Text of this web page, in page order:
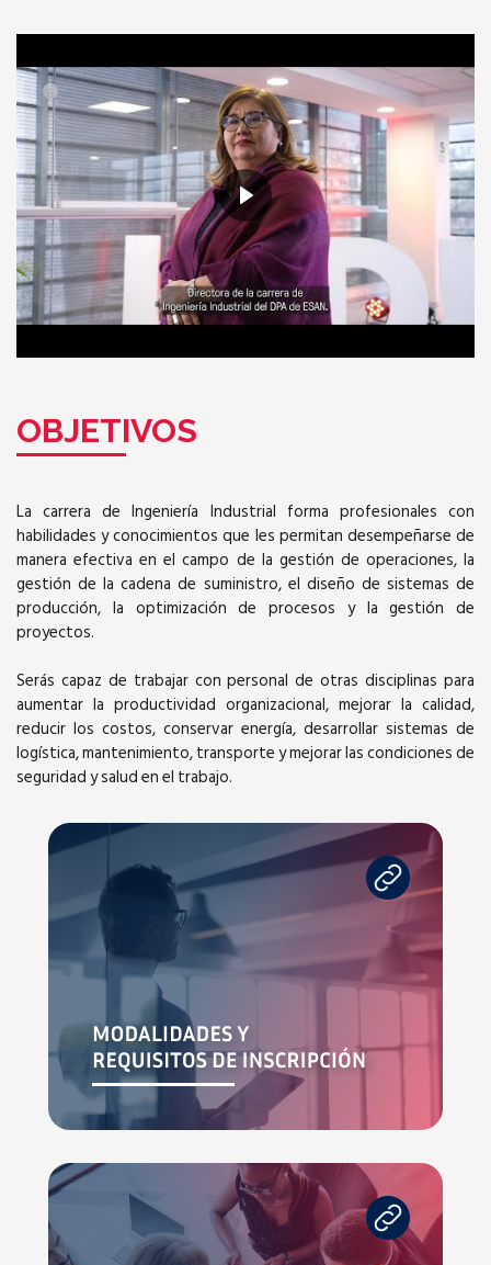
OBJETIVOS
La carrera de Ingeniería Industrial forma profesionales con
habilidades y conocimientos que les permitan desempeñarse de
manera efectiva en el campo de la gestión de operaciones, la
gestión de la cadena de suministro, el diseño de sistemas de
producción, la optimización de procesos y la gestión de
proyectos.
Serás capaz de trabajar con personal de otras disciplinas para
aumentar la productividad organizacional, mejorar la calidad,
reducir los costos, conservar energía, desarrollar sistemas de
logística, mantenimiento, transporte y mejorar las condiciones de
seguridad y salud en el trabajo.